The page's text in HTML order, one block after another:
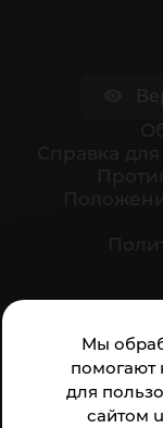
Мы
помогают
для
сайтом